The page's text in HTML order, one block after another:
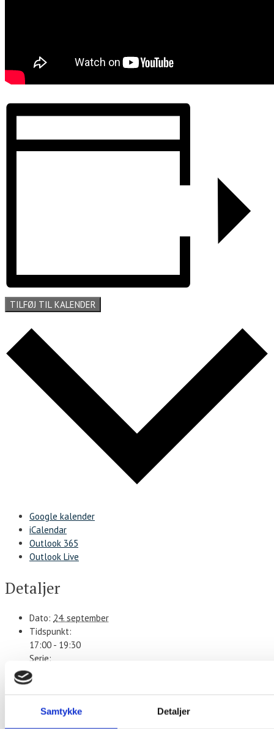
Samtykke Detaljer
TILFØJ TIL KALENDER
Google kalender
iCalendar
Outlook 365
Outlook Live
Detaljer
Dato: 24. september
Tidspunkt:
17:00 - 19:30
Serie: